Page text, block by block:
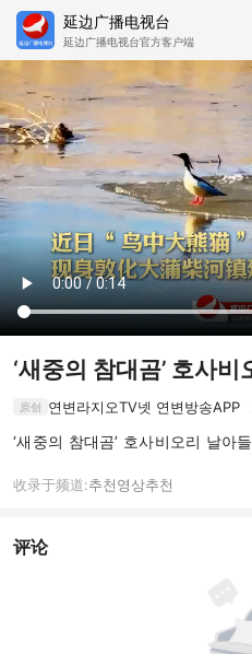
延边广播电视台
延边广播电视台官方客户端
HOME
추천
추천영상 융매생방
소품 노래
려행 특집
TV
프로그램
TV 라지오
‘새중의 참대곰’ 호사
原创 연변라지오TV넷 연변방송APP
‘새중의 참대곰’ 호사비오리 날아
收录于频道:추천영상추천
评论